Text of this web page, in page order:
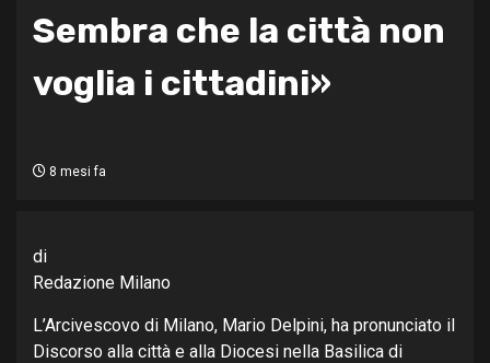
Sembra che la città non
voglia i cittadini»
8 mesi fa
di
Redazione Milano
L’Arcivescovo di Milano, Mario Delpini, ha pronunciato il
Discorso alla città e alla Diocesi nella Basilica di